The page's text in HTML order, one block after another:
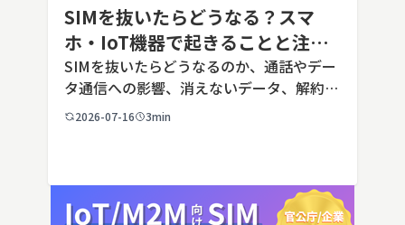
SIMを抜いたらどうなる？スマ
ホ・IoT機器で起きることと注意
点を解説
SIMを抜いたらどうなるのか、通話やデー
タ通信への影響、消えないデータ、解約や
端末譲渡時の注意点を整理。さらに法人・
2026-07-16 3min